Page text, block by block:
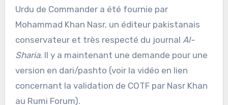
Urdu de Commander a été fournie par
Mohammad Khan Nasr, un éditeur pakistanais
conservateur et très respecté du journal Al-
Sharia. Il y a maintenant une demande pour une
version en dari/pashto (voir la vidéo en lien
concernant la validation de COTF par Nasr Khan
au Rumi Forum).